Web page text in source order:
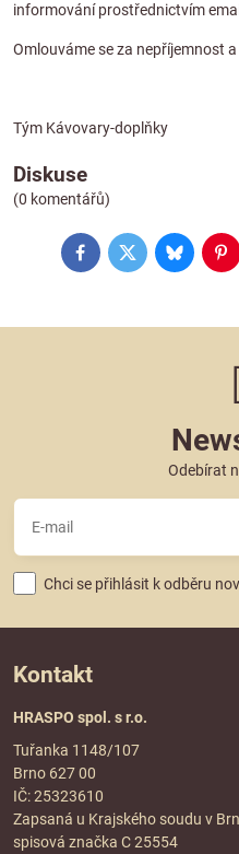
informování prostřednictvím
Omlouváme se za nepříjemnost
Tým Kávovary-doplňky
Diskuse
(0 komentářů)
FacebookTwitterBluesky
Odebírat
Chci se přihlásit k odběru
Kontakt
HRASPO spol. s r.o.
Tuřanka 1148/107
Brno 627 00
IČ: 25323610
Zapsaná u Krajského soudu v
spisová značka C 25554